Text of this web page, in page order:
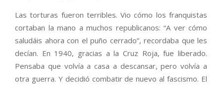
Las torturas fueron terribles. Vio cómo los franquistas
cortaban la mano a muchos republicanos: “A ver cómo
saludáis ahora con el puño cerrado”, recordaba que les
decían. En 1940, gracias a la Cruz Roja, fue liberado.
Pensaba que volvía a casa a descansar, pero volvía a
otra guerra. Y decidió combatir de nuevo al fascismo. El